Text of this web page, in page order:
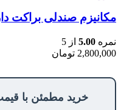
مکانیزم صندلی براکت دار
نمره 5.00 از 5
2,800,000 تومان
خرید مطمئن با